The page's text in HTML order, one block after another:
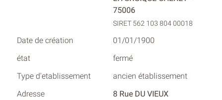
75006
SIRET 562 103 804 00018
01/01/1900
fermé
ancien établissement
8 Rue DU VIEUX